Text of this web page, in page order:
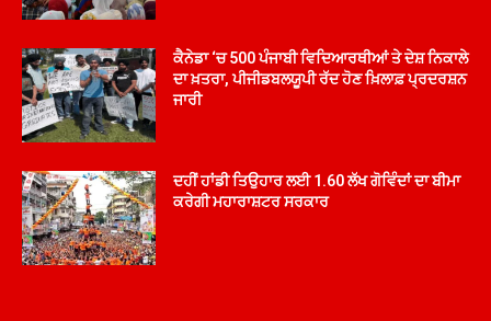
ਕੈਨੇਡਾ ‘ਚ 500 ਪੰਜਾਬੀ ਵਿਦਿਆਰਥੀਆਂ ਤੇ ਦੇਸ਼ ਨਿਕਾਲੇ
ਦਾ ਖ਼ਤਰਾ, ਪੀਜੀਡਬਲਯੂਪੀ ਰੱਦ ਹੋਣ ਖ਼ਿਲਾਫ਼ ਪ੍ਰਦਰਸ਼ਨ
ਜਾਰੀ
ਦਹੀਂ ਹਾਂਡੀ ਤਿਉਹਾਰ ਲਈ 1.60 ਲੱਖ ਗੋਵਿੰਦਾਂ ਦਾ ਬੀਮਾ
ਕਰੇਗੀ ਮਹਾਰਾਸ਼ਟਰ ਸਰਕਾਰ